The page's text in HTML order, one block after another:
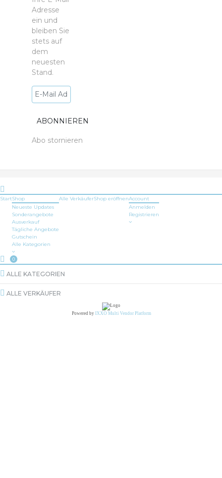
Adresse
ein und
bleiben Sie
stets auf
dem
neuesten
Stand.
Abo stornieren
StartShop
Neueste Updates
Sonderangebote
Ausverkauf
Tägliche Angebote
Gutschein
Alle Kategorien
Alle VerkäuferShop eröffnenAccount
Anmelden
Registrieren
0
ALLE KATEGORIEN
ALLE VERKÄUFER
Powered by IXXO Multi Vendor Platform